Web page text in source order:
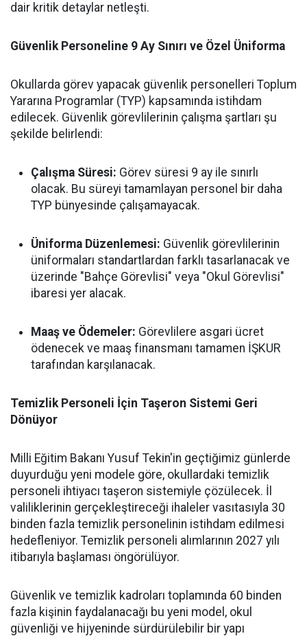
dair kritik detaylar netleşti.
Güvenlik Personeline 9 Ay Sınırı ve Özel Üniforma
Okullarda görev yapacak güvenlik personelleri Toplum
Yararına Programlar (TYP) kapsamında istihdam
edilecek. Güvenlik görevlilerinin çalışma şartları şu
şekilde belirlendi:
Çalışma Süresi: Görev süresi 9 ay ile sınırlı
olacak. Bu süreyi tamamlayan personel bir daha
TYP bünyesinde çalışamayacak.
Üniforma Düzenlemesi: Güvenlik görevlilerinin
üniformaları standartlardan farklı tasarlanacak ve
üzerinde "Bahçe Görevlisi" veya "Okul Görevlisi"
ibaresi yer alacak.
Maaş ve Ödemeler: Görevlilere asgari ücret
ödenecek ve maaş finansmanı tamamen İŞKUR
tarafından karşılanacak.
Temizlik Personeli İçin Taşeron Sistemi Geri
Dönüyor
Milli Eğitim Bakanı Yusuf Tekin'in geçtiğimiz günlerde
duyurduğu yeni modele göre, okullardaki temizlik
personeli ihtiyacı taşeron sistemiyle çözülecek. İl
valiliklerinin gerçekleştireceği ihaleler vasıtasıyla 30
binden fazla temizlik personelinin istihdam edilmesi
hedefleniyor. Temizlik personeli alımlarının 2027 yılı
itibarıyla başlaması öngörülüyor.
Güvenlik ve temizlik kadroları toplamında 60 binden
fazla kişinin faydalanacağı bu yeni model, okul
güvenliği ve hijyeninde sürdürülebilir bir yapı